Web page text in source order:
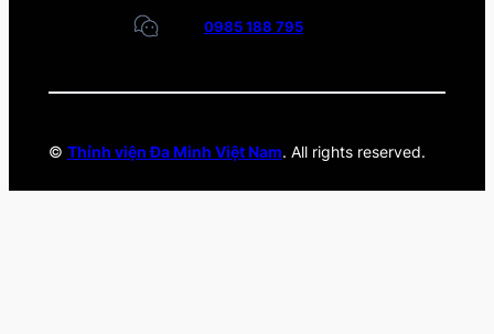
0985 188 795
© Thỉnh viện Đa Minh Việt Nam. All rights reserved.